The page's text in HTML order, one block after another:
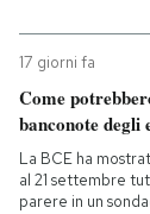
17 giorni fa
Come
banconote degli
La BCE ha
al 21 settembre
parere in un